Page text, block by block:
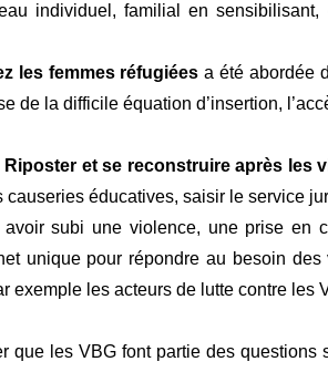
individuel, familial en
les femmes réfugiées a été abordée
de la difficile équation d’insertion,
Riposter et se reconstruire après les
éducatives, saisir le service
avoir subi une violence, une prise en
unique pour répondre au besoin
exemple les acteurs de lutte contre les
que les VBG font partie des